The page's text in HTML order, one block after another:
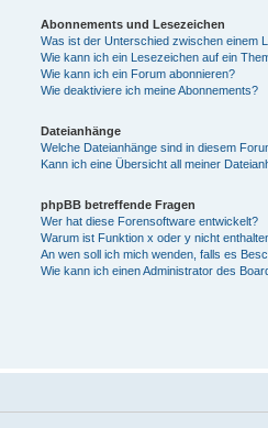
Abonnements und Lesezeichen
Was ist der Unterschied zwischen einem
Wie kann ich ein Lesezeichen auf ein
Wie kann ich ein Forum abonnieren?
Wie deaktiviere ich meine Abonnements?
Dateianhänge
Welche Dateianhänge sind in diesem
Kann ich eine Übersicht all meiner
phpBB betreffende Fragen
Wer hat diese Forensoftware entwickelt?
Warum ist Funktion x oder y nicht
An wen soll ich mich wenden, falls es
Wie kann ich einen Administrator des